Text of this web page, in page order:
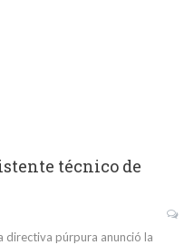
técnico de
directiva púrpura anunció la